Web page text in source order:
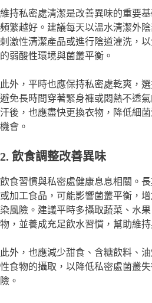
維持私密處清潔是改善異味的重要
頻繁越好。建議每天以溫水清潔外
刺激性清潔產品或進行陰道灌洗，
的弱酸性環境與菌叢平衡。
此外，平時也應保持私密處乾爽，
避免長時間穿著緊身褲或悶熱不透
汗後，也應盡快更換衣物，降低細
機會。
2. 飲食調整改善異味
飲食習慣與私密處健康息息相關。
或加工食品，可能影響菌叢平衡，
染風險。建議平時多攝取蔬菜、水
物，並養成充足飲水習慣，幫助維持
此外，也應減少甜食、含糖飲料、
性食物的攝取，以降低私密處菌叢
險。